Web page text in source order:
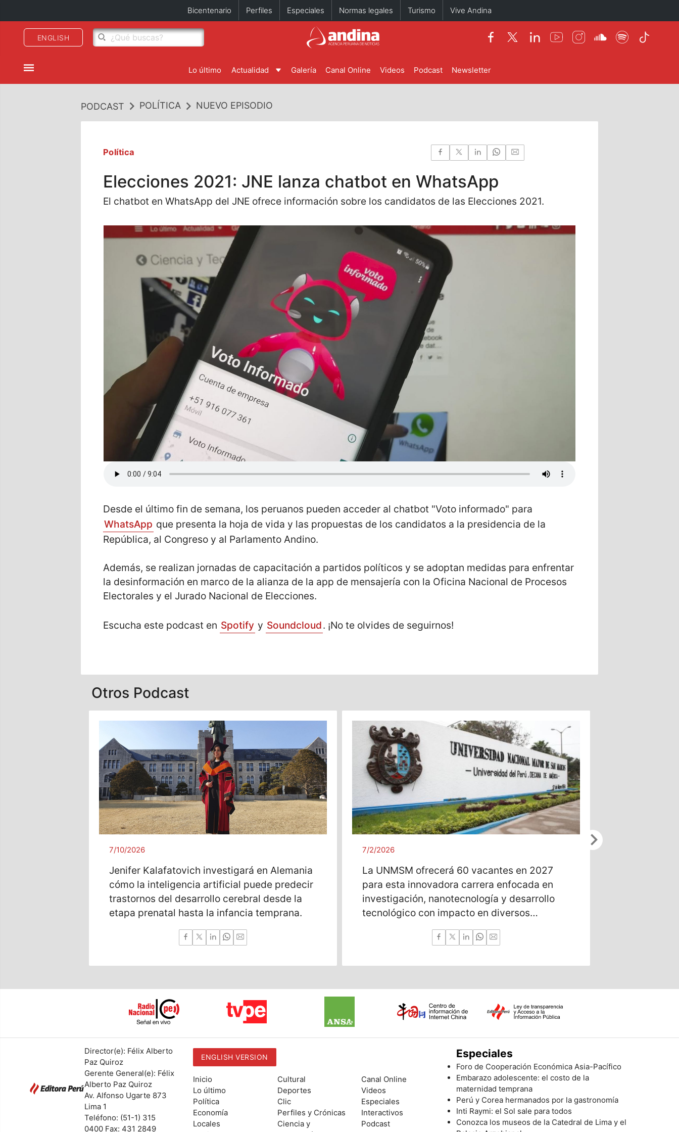
Bicentenario Perfiles Especiales Normas legales Turismo Vive Andina
ENGLISH
Lo último Actualidad Galería Canal Online Videos Podcast Newsletter
PODCAST POLÍTICA NUEVO EPISODIO
Política
Elecciones 2021: JNE lanza chatbot en WhatsApp
El chatbot en WhatsApp del JNE ofrece información sobre los candidatos de las Elecciones 2021.
Desde el último fin de semana, los peruanos pueden acceder al chatbot "Voto informado" para
WhatsApp que presenta la hoja de vida y las propuestas de los candidatos a la presidencia de la
República, al Congreso y al Parlamento Andino.
Además, se realizan jornadas de capacitación a partidos políticos y se adoptan medidas para enfrentar
la desinformación en marco de la alianza de la app de mensajería con la Oficina Nacional de Procesos
Electorales y el Jurado Nacional de Elecciones.
Escucha este podcast en Spotify y Soundcloud. ¡No te olvides de seguirnos!
Otros Podcast
chevron_right
7/10/2026
Jenifer Kalafatovich investigará en Alemania
cómo la inteligencia artificial puede predecir
trastornos del desarrollo cerebral desde la
etapa prenatal hasta la infancia temprana.
7/2/2026
La UNMSM ofrecerá 60 vacantes en 2027
para esta innovadora carrera enfocada en
investigación, nanotecnología y desarrollo
tecnológico con impacto en diversos
Director(e): Félix Alberto
Paz Quiroz
Gerente General(e): Félix
Alberto Paz Quiroz
Av. Alfonso Ugarte 873
Lima 1
Teléfono: (51-1) 315
0400 Fax: 431 2849
ENGLISH VERSION
Inicio
Lo último
Política
Economía
Locales
Cultural
Deportes
Clic
Perfiles y Crónicas
Ciencia y
Canal Online
Videos
Especiales
Interactivos
Podcast
Especiales
Foro de Cooperación Económica Asia-Pacífico
Embarazo adolescente: el costo de la
maternidad temprana
Perú y Corea hermanados por la gastronomía
Inti Raymi: el Sol sale para todos
Conozca los museos de la Catedral de Lima y el